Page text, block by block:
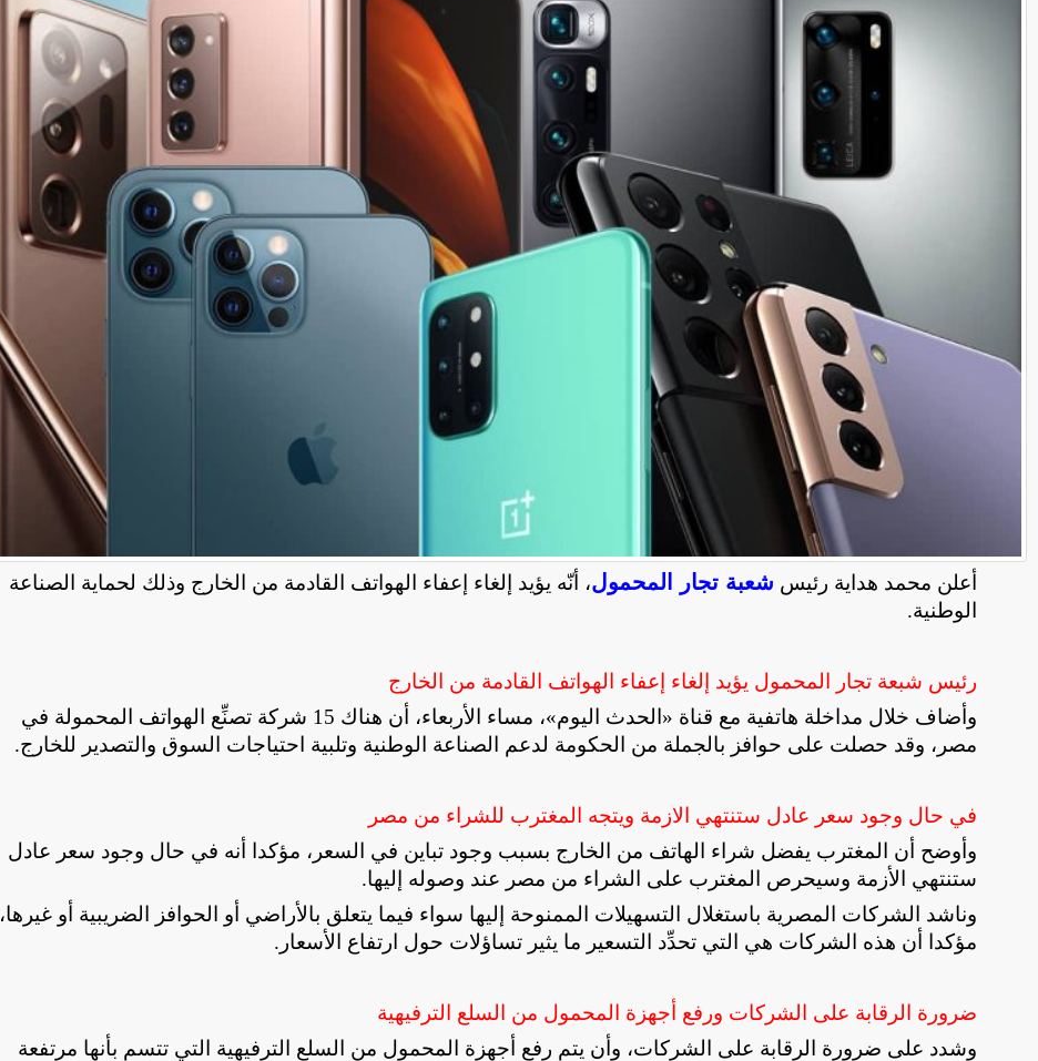
أعلن محمد هداية رئيس شعبة تجار المحمول، أنّه يؤيد إلغاء إعفاء الهواتف القادمة من الخارج وذلك لحماية الصناعة
الوطنية.
رئيس شبعة تجار المحمول يؤيد إلغاء إعفاء الهواتف القادمة من الخارج
وأضاف خلال مداخلة هاتفية مع قناة «الحدث اليوم»، مساء الأربعاء، أن هناك 15 شركة تصنِّع الهواتف المحمولة في
مصر، وقد حصلت على حوافز بالجملة من الحكومة لدعم الصناعة الوطنية وتلبية احتياجات السوق والتصدير للخارج.
في حال وجود سعر عادل ستنتهي الازمة ويتجه المغترب للشراء من مصر
وأوضح أن المغترب يفضل شراء الهاتف من الخارج بسبب وجود تباين في السعر، مؤكدا أنه في حال وجود سعر عادل
ستنتهي الأزمة وسيحرص المغترب على الشراء من مصر عند وصوله إليها.
وناشد الشركات المصرية باستغلال التسهيلات الممنوحة إليها سواء فيما يتعلق بالأراضي أو الحوافز الضريبية أو غيرها،
مؤكدا أن هذه الشركات هي التي تحدِّد التسعير ما يثير تساؤلات حول ارتفاع الأسعار .
ضرورة الرقابة على الشركات ورفع أجهزة المحمول من السلع الترفيهية
وشدد على ضرورة الرقابة على الشركات، وأن يتم رفع أجهزة المحمول من السلع الترفيهية التي تتسم بأنها مرتفعة